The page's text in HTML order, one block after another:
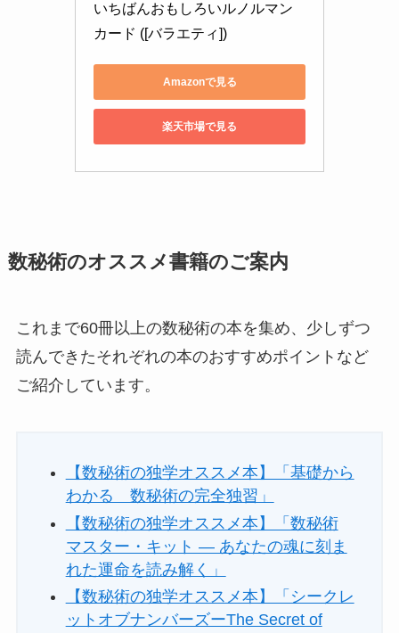
いちばんおもしろいルノルマン
カード ([バラエティ])
Amazonで見る
楽天市場で見る
数秘術のオススメ書籍のご案内
これまで60冊以上の数秘術の本を集め、少しずつ
読んできたそれぞれの本のおすすめポイントなど
ご紹介しています。
【数秘術の独学オススメ本】「基礎から
わかる 数秘術の完全独習」
【数秘術の独学オススメ本】「数秘術
マスター・キット ― あなたの魂に刻ま
れた運命を読み解く」
【数秘術の独学オススメ本】「シークレ
ットオブナンバーズーThe Secret of